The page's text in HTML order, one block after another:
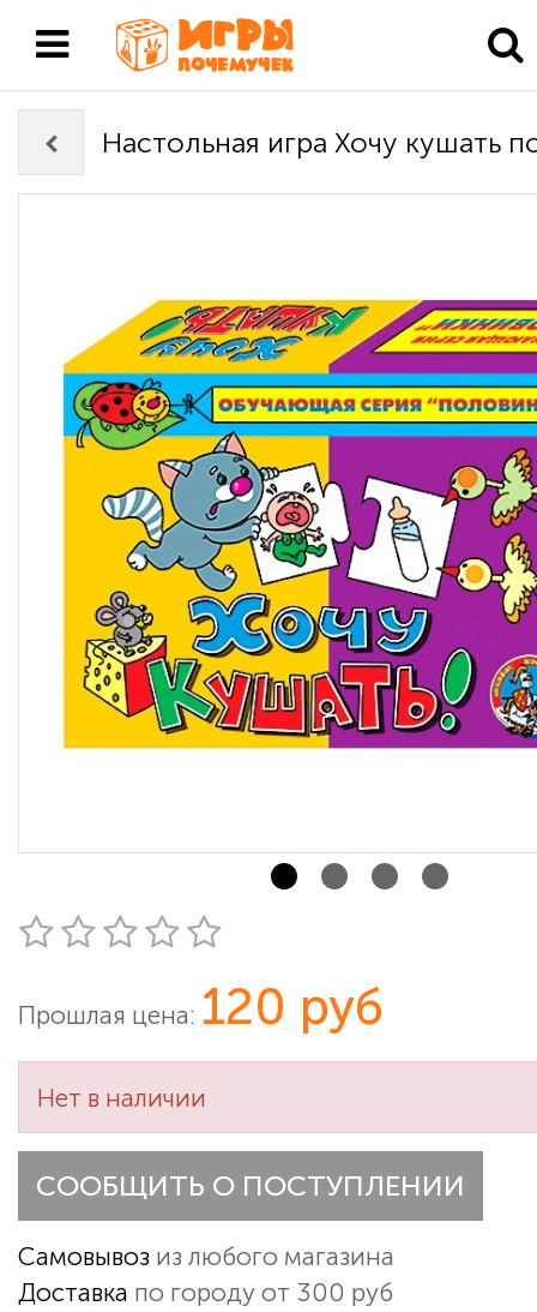
Настольная игра Хочу кушать
Прошлая цена: 120 руб
Нет в наличии
СООБЩИТЬ О ПОСТУПЛЕНИИ
Самовывоз из любого магазина
Доставка по городу от 300 руб